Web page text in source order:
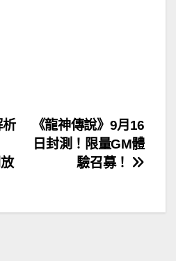
《龍神傳說》9月16
日封測！限量GM體
驗召募！